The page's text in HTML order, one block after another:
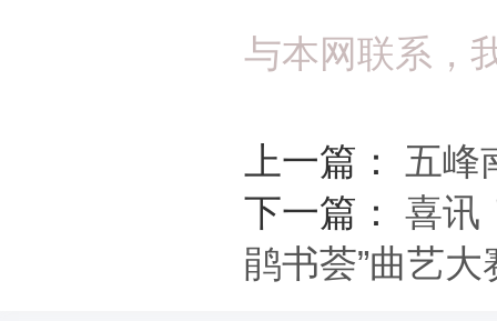
与本网联系，
上一篇： 五峰
下一篇： 喜讯
鹃书荟”曲艺